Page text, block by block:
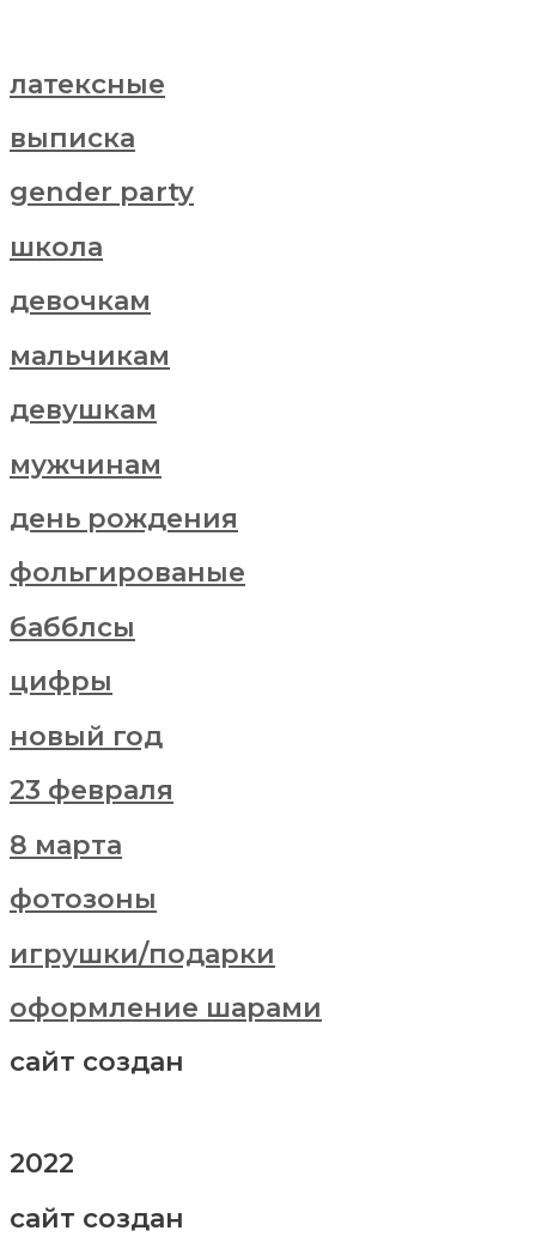
латексные
выписка
gender party
школа
девочкам
мальчикам
девушкам
мужчинам
день рождения
фольгированые
бабблсы
цифры
новый год
23 февраля
8 марта
фотозоны
игрушки/подарки
оформление шарами
сайт создан
2022
сайт создан